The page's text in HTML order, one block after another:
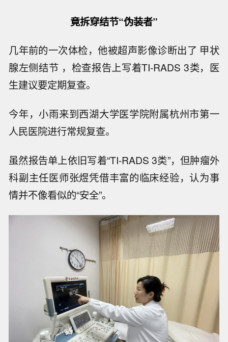
竟拆穿结节“伪装者”
几年前的一次体检，他被超声影像诊断出了 甲状
腺左侧结节 ，检查报告上写着TI-RADS 3类，医
生建议要定期复查。
今年，小雨来到西湖大学医学院附属杭州市第一
人民医院进行常规复查。
虽然报告单上依旧写着“TI-RADS 3类”，但肿瘤外
科副主任医师张煜凭借丰富的临床经验，认为事
情并不像看似的“安全”。